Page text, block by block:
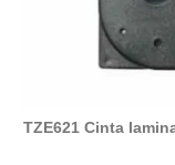
TZE621 Cinta